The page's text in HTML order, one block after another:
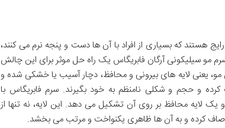
هستند که بسیاری از افراد با آن ها دست و پنجه نرم می کنند،
مو سیلیکونی آرگان فابریگاس یک راه حل موثر برای این چالش
مو، یعنی لایه های بیرونی و محافظ، دچار آسیب یا خشکی شده و
و حجم و شکلی نامنظم به خود بگیرند. سرم فابریگاس با
لایه محافظ بر روی آن تشکیل می دهد. این لایه، نه تنها از
صاف کرده و به آن ها ظاهری یکنواخت و مرتب می بخشد.